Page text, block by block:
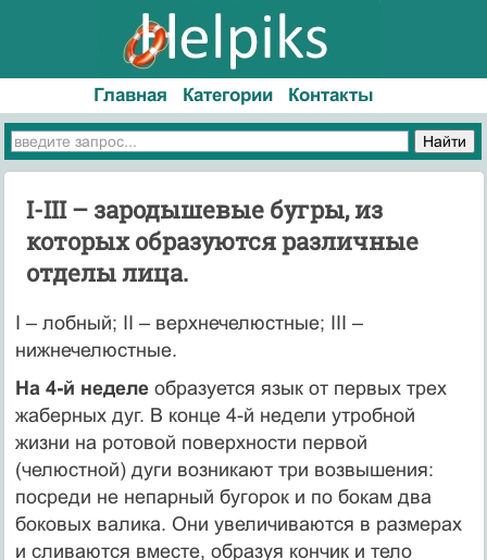
Главная Категории Контакты
I-III – зародышевые бугры, из
которых образуются различные
отделы лица.
I – лобный; II – верхнечелюстные; III –
нижнечелюстные.
На 4-й неделеобразуется язык от первых трех
жаберных дуг. В конце 4-й недели утробной
жизни на ротовой поверхности пер­вой
(челюстной) дуги возникают три возвышения:
посреди не непарный бугорок и по бокам два
боковых валика. Они увеличиваются в размерах
и сливаются вместе, образуя кончик и тело